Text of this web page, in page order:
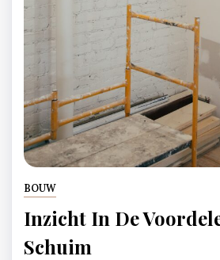
BOUW
Inzicht In De
Schuim